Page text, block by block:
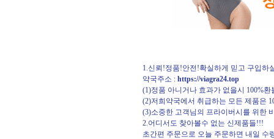
1.신뢰!정품!안전!확실하게 믿고 구입하
약국주소 : https://viagra24.top
(1)정품 아니거나 효과가 없을시 100%환
(2)저희약국에서 취급하는 모든 제품은
(3)소중한 고객님의 프라이버시를 위한
2.어디서도 찾아볼수 없는 신제품들!!!
초간편 주문으로 오늘 주문하면 내일 수